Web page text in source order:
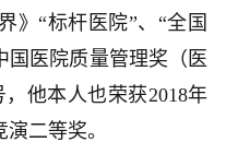
》“标杆医院”、“全国
国医院质量管理奖（医
他本人也荣获2018年
二等奖。